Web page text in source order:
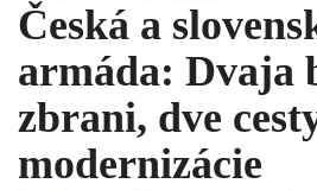
Česká a
armáda: Dvaja
zbrani, dve
modernizácie